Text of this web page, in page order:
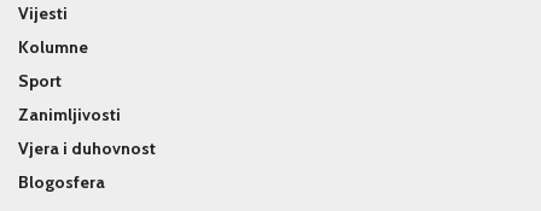
Vijesti
Kolumne
Sport
Zanimljivosti
Vjera i duhovnost
Blogosfera